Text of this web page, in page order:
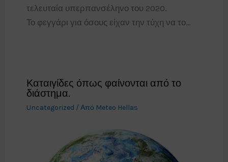
τελευταία υπερπανσέληνο του 2020.
Το φεγγάρι για όσους είχαν την τύχη να το…
Καταιγίδες όπως φαίνονται από το
διάστημα.
Uncategorized / Από Meteo Hellas